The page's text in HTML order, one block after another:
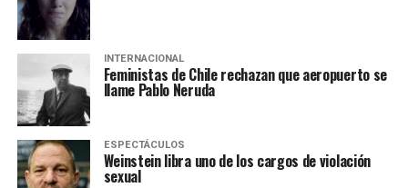
INTERNACIONAL
Feministas de Chile rechazan que aeropuerto se
llame Pablo Neruda
ESPECTÁCULOS
Weinstein libra uno de los cargos de violación
sexual